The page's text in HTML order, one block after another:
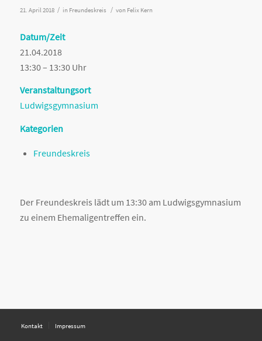
21. April 2018 / in Freundeskreis / von Felix Kern
Datum/Zeit
21.04.2018
13:30 – 13:30 Uhr
Veranstaltungsort
Ludwigsgymnasium
Kategorien
Freundeskreis
Der Freundeskreis lädt um 13:30 am Ludwigsgymnasium
zu einem Ehemaligentreffen ein.
Kontakt Impressum